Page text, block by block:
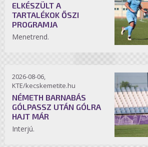
ELKÉSZÜLT A
TARTALÉKOK ŐSZI
PROGRAMJA
Menetrend.
2026-08-06,
KTE/kecskemetite.hu
NÉMETH BARNABÁS
GÓLPASSZ UTÁN GÓLRA
HAJT MÁR
Interjú.